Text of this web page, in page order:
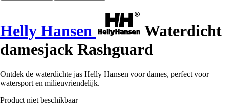
Helly Hansen
Waterdicht
damesjack Rashguard
Ontdek de waterdichte jas Helly Hansen voor dames, perfect voor
watersport en milieuvriendelijk.
Product niet beschikbaar